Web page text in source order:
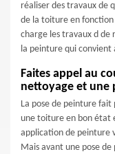
réaliser des travaux de
de la toiture en
charge les travaux d de
la peinture qui
Faites appel au
nettoyage et une
La pose de peinture
une toiture en bon état
application de peinture
Mais avant une pose